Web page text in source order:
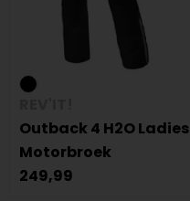
Outback 4 H2O Ladies
Motorbroek
249,99